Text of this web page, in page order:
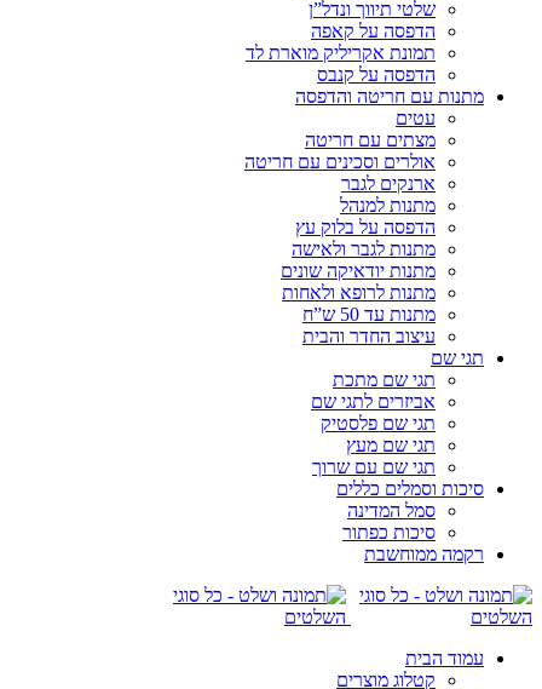
שלטי תיווך ונדל”ן
הדפסה על קאפה
תמונת אקריליק מוארת לד
הדפסה על קנבס
מתנות עם חריטה והדפסה
עטים
מצתים עם חריטה
אולרים וסכינים עם חריטה
ארנקים לגבר
מתנות למנהל
הדפסה על בלוק עץ
מתנות לגבר ולאישה
מתנות יודאיקה שונים
מתנות לרופא ולאחות
מתנות עד 50 ש”ח
עיצוב החדר והבית
תגי שם
תגי שם מתכת
אביזרים לתגי שם
תגי שם פלסטיק
תגי שם מעץ
תגי שם עם שרוך
סיכות וסמלים כללים
סמל המדינה
סיכות כפתור
רקמה ממוחשבת
עמוד הבית
קטלוג מוצרים